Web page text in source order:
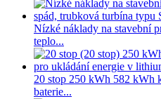
Nízké náklady na stavební
teplo...
20 stop 250 kWh 582 kWh
baterie...